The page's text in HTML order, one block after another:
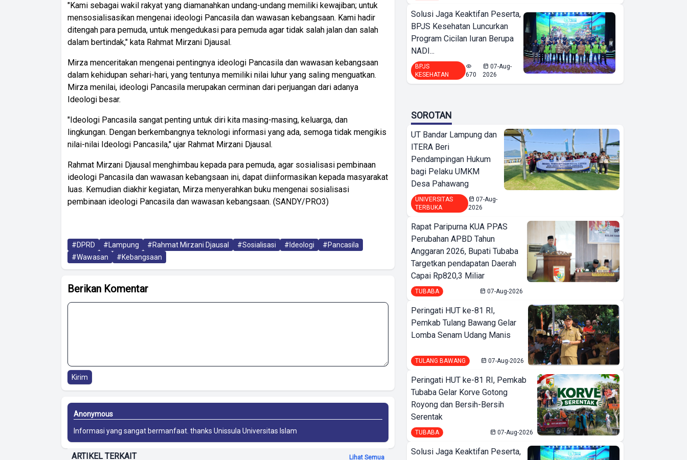
"Kami sebagai wakil rakyat yang diamanahkan undang-undang memiliki kewajiban; untuk
mensosialisasikan mengenai ideologi Pancasila dan wawasan kebangsaan. Kami hadir
ditengah para pemuda, untuk mengedukasi para pemuda agar tidak salah jalan dan salah
dalam bertindak," kata Rahmat Mirzani Djausal.
Mirza menceritakan mengenai pentingnya ideologi Pancasila dan wawasan kebangsaan
dalam kehidupan sehari-hari, yang tentunya memiliki nilai luhur yang saling menguatkan.
Mirza menilai, ideologi Pancasila merupakan cerminan dari perjuangan dari adanya
Ideologi besar.
"Ideologi Pancasila sangat penting untuk diri kita masing-masing, keluarga, dan
lingkungan. Dengan berkembangnya teknologi informasi yang ada, semoga tidak mengikis
nilai-nilai Ideologi Pancasila," ujar Rahmat Mirzani Djausal.
Rahmat Mirzani Djausal menghimbau kepada para pemuda, agar sosialisasi pembinaan
ideologi Pancasila dan wawasan kebangsaan ini, dapat diinformasikan kepada masyarakat
luas. Kemudian diakhir kegiatan, Mirza menyerahkan buku mengenai sosialisasi
pembinaan ideologi Pancasila dan wawasan kebangsaan. (SANDY/PRO3)
#DPRD #Lampung #Rahmat Mirzani Djausal #Sosialisasi #Ideologi
#Pancasila
#Wawasan
#Kebangsaan
Berikan Komentar
Kirim
Anonymous
Informasi yang sangat bermanfaat. thanks Unissula Universitas Islam
ARTIKEL TERKAIT Lihat Semua
Solusi Jaga Keaktifan Peserta,
BPJS Kesehatan Luncurkan
Program Cicilan Iuran Berupa
NADI...
BPJS
KESEHATAN
670
07-Aug-
2026
SOROTAN
UT Bandar Lampung dan
ITERA Beri
Pendampingan Hukum
bagi Pelaku UMKM
Desa Pahawang
UNIVERSITAS
TERBUKA
07-Aug-
2026
Rapat Paripurna KUA PPAS
Perubahan APBD Tahun
Anggaran 2026, Bupati Tubaba
Targetkan pendapatan Daerah
Capai Rp820,3 Miliar
TUBABA 07-Aug-2026
Peringati HUT ke-81 RI,
Pemkab Tulang Bawang Gelar
Lomba Senam Udang Manis
TULANG BAWANG 07-Aug-2026
Peringati HUT ke-81 RI, Pemkab
Tubaba Gelar Korve Gotong
Royong dan Bersih-Bersih
Serentak
TUBABA 07-Aug-2026
Solusi Jaga Keaktifan Peserta,